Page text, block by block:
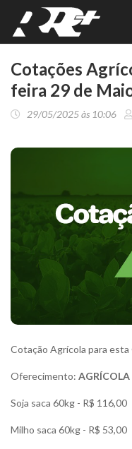
Cotações
feira 29 de
29/05/2025 às 10:06
Cotação Agrícola para
Oferecimento: AGRÍCOLA
Soja saca 60kg - R$ 116,00
Milho saca 60kg - R$ 53,00